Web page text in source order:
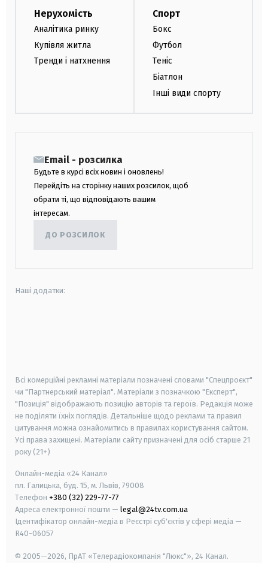
Нерухомість
Аналітика ринку
Купівля житла
Тренди і натхнення
Спорт
Бокс
Футбол
Теніс
Біатлон
Інші види спорту
Email - розсилка
Будьте в курсі всіх новин і оновлень!
Перейдіть на сторінку наших розсилок, щоб
обрати ті, що відповідають вашим
інтересам.
ДО РОЗСИЛОК
Наші додатки:
Всі комерційні рекламні матеріали позначені словами "Спецпроєкт"
чи "Партнерський матеріал". Матеріали з позначкою "Експерт",
"Позиція" відображають позицію авторів та героїв. Редакція може
не поділяти їхніх поглядів. Детальніше щодо реклами та правил
цитування можна ознайомитись в правилах користування сайтом.
Усі права захищені. Матеріали сайту призначені для осіб старше 21
року (21+)
Онлайн-медіа «24 Канал»
пл. Галицька, буд. 15, м. Львів, 79008
Телефон +380 (32) 229-77-77
Адреса електронної пошти — legal@24tv.com.ua
Ідентифікатор онлайн-медіа в Реєстрі суб'єктів у сфері медіа —
R40-06057
© 2005—2026, ПрАТ «Телерадіокомпанія "Люкс"», 24 Канал.